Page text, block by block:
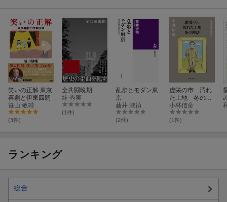
笑いの正解 東京
喜劇と伊東四朗
笹山 敬輔
(3件)
全共闘晩期
絓 秀実
(1件)
乱歩とモダン東
京
藤井 淑禎
(2件)
虚栄の市 汚れ
た土地 冬の神
話
小林信彦
(1件)
ランキング
総合